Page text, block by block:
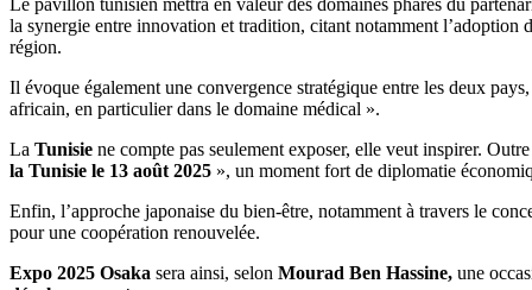
la synergie entre innovation et tradition, citant notamment l’adoption
région.
Il évoque également une convergence stratégique entre les deux
africain, en particulier dans le domaine médical ».
La Tunisie ne compte pas seulement exposer, elle veut inspirer.
la Tunisie le 13 août 2025 », un moment fort de diplomatie
Enfin, l’approche japonaise du bien-être, notamment à travers le
pour une coopération renouvelée.
Expo 2025 Osaka sera ainsi, selon Mourad Ben Hassine, une